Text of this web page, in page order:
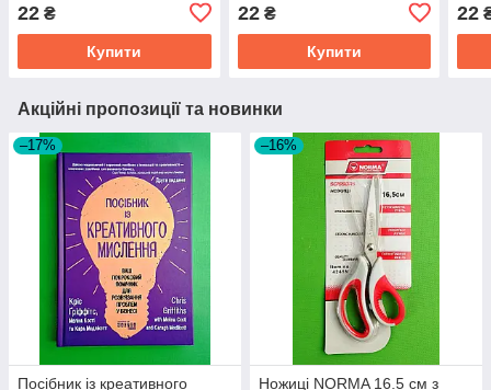
Талант
22 ₴
Купити
22₴
Купити
22
Акційні пропозиції та новинки
–17%
Посібник із креативного
–16%
Ножиці NORMA 16.5 см з